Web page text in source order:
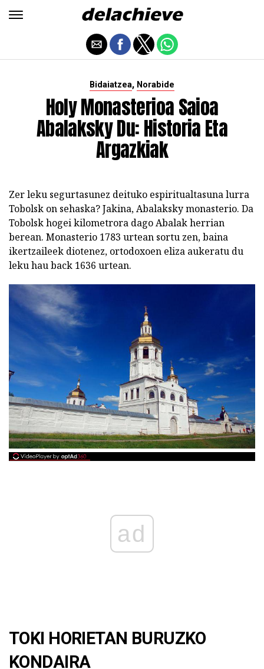
Bidaiatzea, Norabide
Holy Monasterioa Saioa
Abalaksky Du: Historia Eta
Argazkiak
Zer leku segurtasunez deituko espiritualtasuna lurra
Tobolsk on sehaska? Jakina, Abalaksky monasterio. Da
Tobolsk hogei kilometrora dago Abalak herrian
berean. Monasterio 1783 urtean sortu zen, baina
ikertzaileek diotenez, ortodoxoen eliza aukeratu du
leku hau back 1636 urtean.
ad
TOKI HORIETAN BURUZKO
KONDAIRA